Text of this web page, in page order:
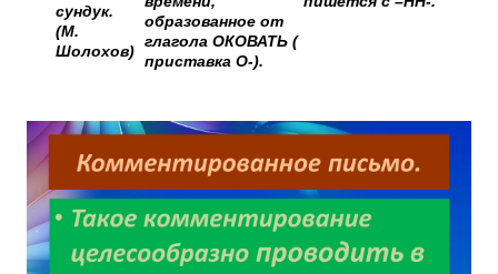
сундук.
(М.
Шолохов)
образованное от
глагола ОКОВАТЬ (
приставка О-).